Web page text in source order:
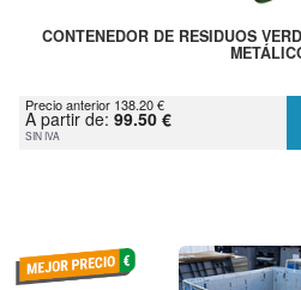
CONTENEDOR DE RESIDUOS
Precio anterior 138.20 €
A partir de: 99.50 €
SIN IVA